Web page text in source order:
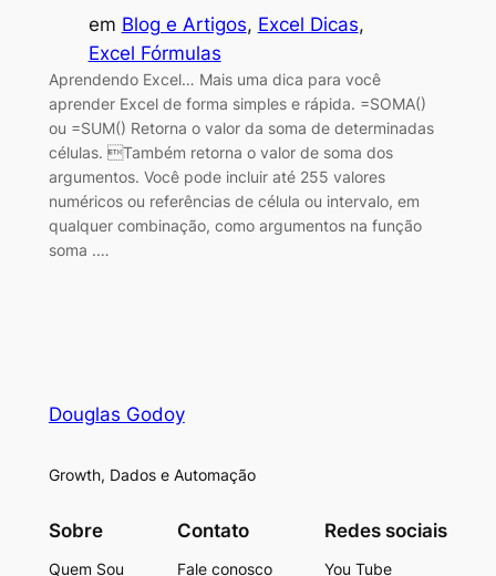
em Blog e Artigos, Excel Dicas
Excel Fórmulas
Aprendendo Excel… Mais uma dica para você
aprender Excel de forma simples e rápida. =SOMA()
ou =SUM() Retorna o valor da soma de determinadas
células. Também retorna o valor de soma dos
argumentos. Você pode incluir até 255 valores
numéricos ou referências de célula ou intervalo, em
qualquer combinação, como argumentos na função
soma .…
Douglas Godoy
Growth, Dados e Automação
Sobre
Quem Sou
Contato
Fale conosco
Redes sociais
You Tube